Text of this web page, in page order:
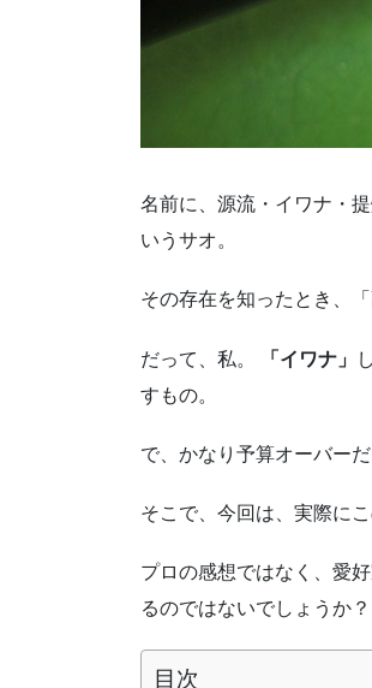
名前に、源流・イワナ・
いうサオ。
その存在を知ったとき、
だって、私。 「イワナ」
すもの。
で、かなり予算オーバー
そこで、今回は、実際に
プロの感想ではなく、愛
るのではないでしょうか？
目次